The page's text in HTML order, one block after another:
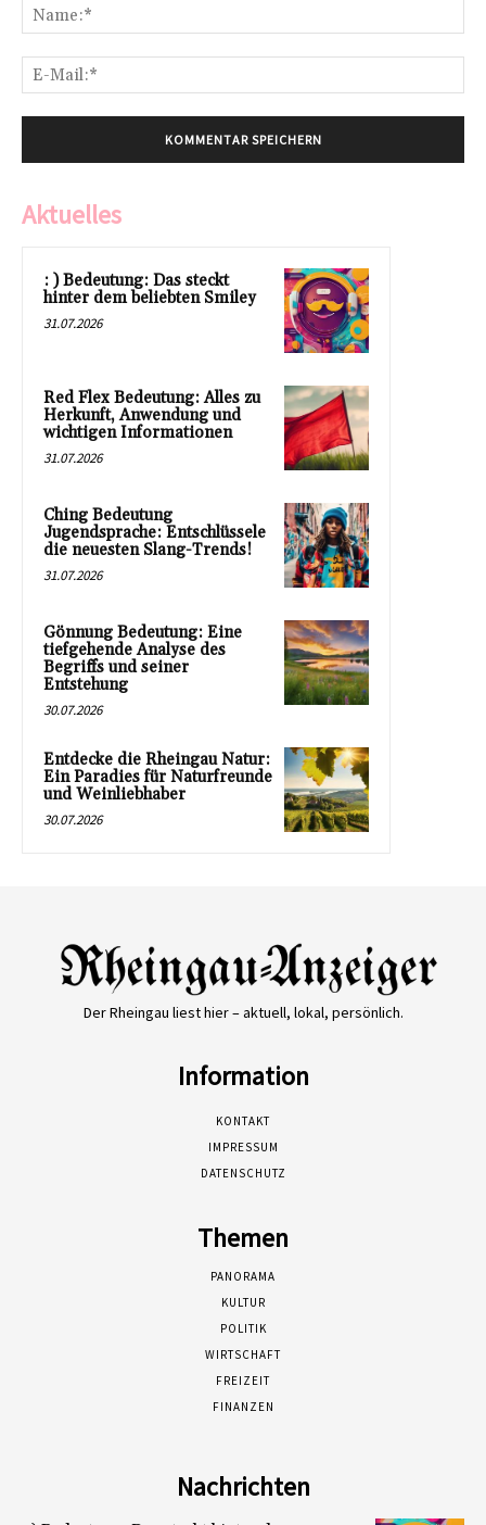
Aktuelles
: ) Bedeutung: Das steckt
hinter dem beliebten Smiley
31.07.2026
Red Flex Bedeutung: Alles zu
Herkunft, Anwendung und
wichtigen Informationen
31.07.2026
Ching Bedeutung
Jugendsprache: Entschlüssele
die neuesten Slang-Trends!
31.07.2026
Gönnung Bedeutung: Eine
tiefgehende Analyse des
Begriffs und seiner
Entstehung
30.07.2026
Entdecke die Rheingau Natur:
Ein Paradies für Naturfreunde
und Weinliebhaber
30.07.2026
Der Rheingau liest hier – aktuell, lokal, persönlich.
Information
KONTAKT
IMPRESSUM
DATENSCHUTZ
Themen
PANORAMA
KULTUR
POLITIK
WIRTSCHAFT
FREIZEIT
FINANZEN
Nachrichten